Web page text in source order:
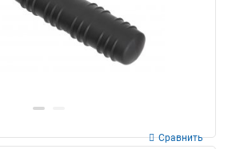
Сравнить